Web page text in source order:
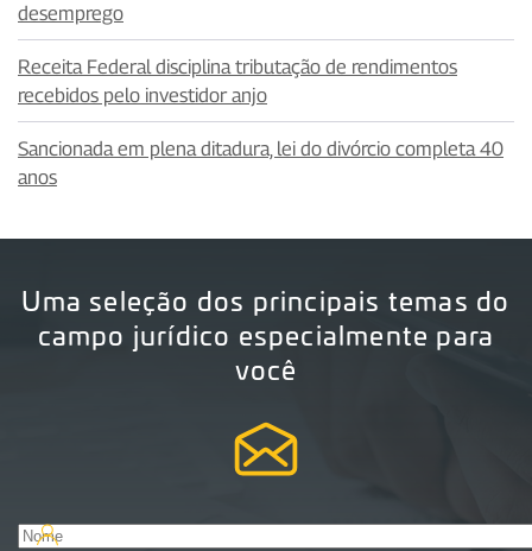
desemprego
Receita Federal disciplina tributação de rendimentos
recebidos pelo investidor anjo
Sancionada em plena ditadura, lei do divórcio completa 40
anos
Uma seleção dos principais temas do
campo jurídico especialmente para
você